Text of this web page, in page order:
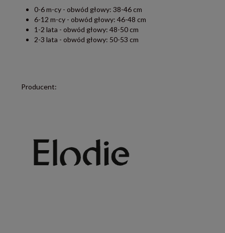
0-6 m-cy - obwód głowy: 38-46 cm
6-12 m-cy - obwód głowy: 46-48 cm
1-2 lata - obwód głowy: 48-50 cm
2-3 lata - obwód głowy: 50-53 cm
Producent: